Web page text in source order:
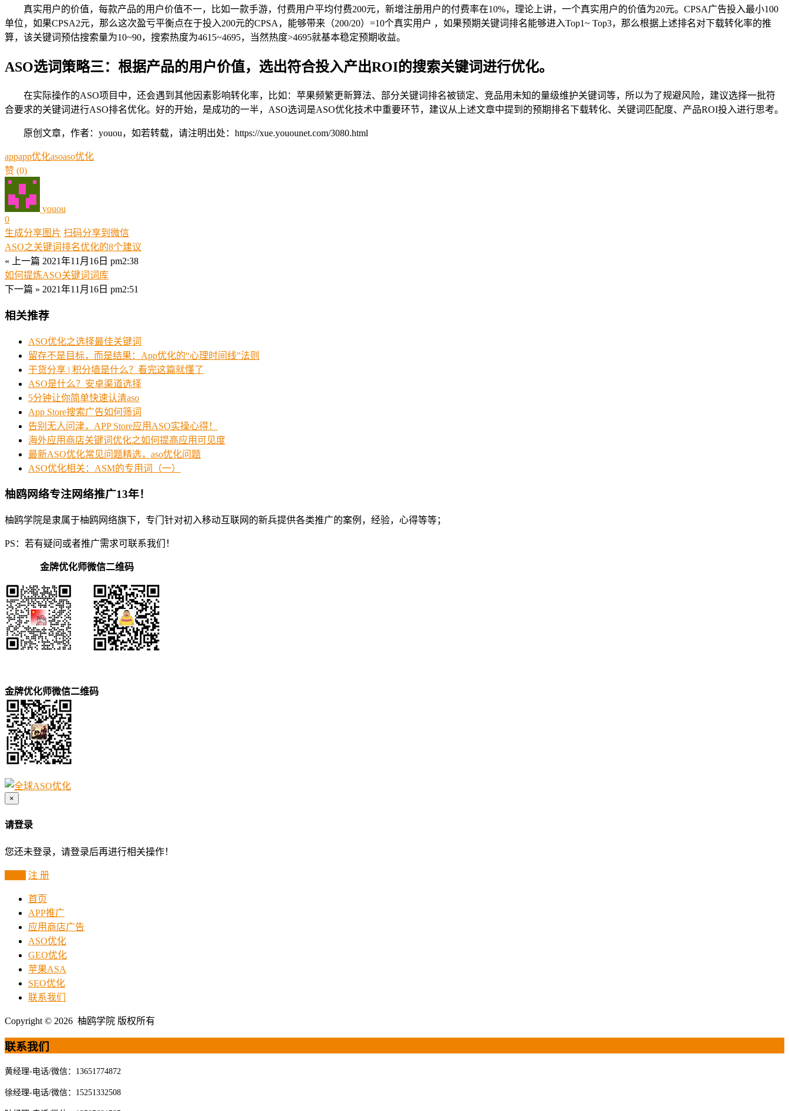
真实用户的价值，每款产品的用户价值不一，比如一款手游，付费用户平均付费200元，新增注册用户的付费率在10%，理论上讲，一个真实用户的价值为20元。CPSA广告投入最小100
单位，如果CPSA2元，那么这次盈亏平衡点在于投入200元的CPSA，能够带来（200/20）=10个真实用户 ，如果预期关键词排名能够进入Top1~ Top3，那么根据上述排名对下载转化率的推
算，该关键词预估搜索量为10~90，搜索热度为4615~4695，当然热度>4695就基本稳定预期收益。
ASO选词策略三： 根据产品的用户价值，选出符合投入产出ROI的搜索关键词进行优化。
在实际操作的ASO项目中，还会遇到其他因素影响转化率，比如：苹果频繁更新算法、部分关键词排名被锁定、竞品用未知的量级维护关键词等，所以为了规避风险，建议选择一批符
合要求的关键词进行ASO排名优化。好的开始，是成功的一半，ASO选词是ASO优化技术中重要环节，建议从上述文章中提到的预期排名下载转化、关键词匹配度、产品ROI投入进行思考。
原创文章，作者：youou，如若转载，请注明出处：https://xue.youounet.com/3080.html
appapp优化asoaso优化
赞 (0)
youou
0
生成分享图片 扫码分享到微信
ASO之关键词排名优化的8个建议
« 上一篇 2021年11月16日 pm2:38
如何提炼ASO关键词词库
下一篇 » 2021年11月16日 pm2:51
相关推荐
ASO优化之选择最佳关键词
留存不是目标，而是结果：App优化的“心理时间线”法则
干货分享 | 积分墙是什么？看完这篇就懂了
ASO是什么？安卓渠道选择
5分钟让你简单快速认清aso
App Store搜索广告如何筛词
告别无人问津，APP Store应用ASO实操心得！
海外应用商店关键词优化之如何提高应用可见度
最新ASO优化常见问题精选，aso优化问题
ASO优化相关：ASM的专用词（一）
柚鸥网络专注网络推广13年！
柚鸥学院是隶属于柚鸥网络旗下，专门针对初入移动互联网的新兵提供各类推广的案例，经验，心得等等；
PS：若有疑问或者推广需求可联系我们！
金牌优化师微信二维码
金牌优化师微信二维码
×
请登录
您还未登录，请登录后再进行相关操作！
注 册
首页
APP推广
应用商店广告
ASO优化
GEO优化
苹果ASA
SEO优化
联系我们
Copyright © 2026 柚鸥学院 版权所有
联系我们
黄经理-电话/微信：13651774872
徐经理-电话/微信：15251332508